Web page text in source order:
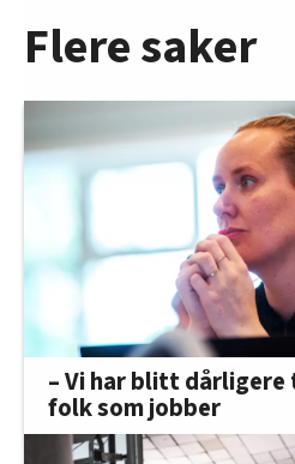
Flere saker
– Vi har blitt
folk som jobber